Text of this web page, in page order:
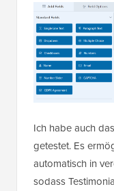
Ich habe auch
getestet. Es
automatisch in
sodass